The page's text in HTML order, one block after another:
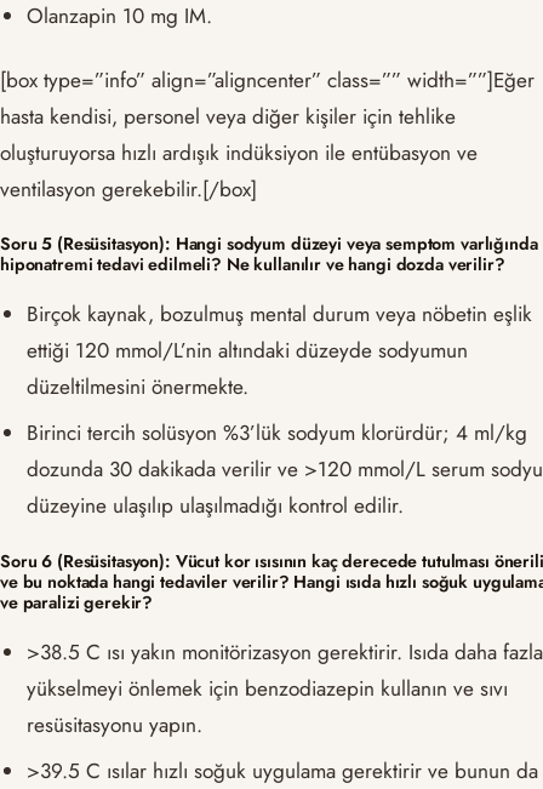
Olanzapin 10 mg IM.
[box type=”info” align=”aligncenter” class=”” width=””]Eğer
hasta kendisi, personel veya diğer kişiler için tehlike
oluşturuyorsa hızlı ardışık indüksiyon ile entübasyon ve
ventilasyon gerekebilir.[/box]
Soru 5 (Resüsitasyon): Hangi sodyum düzeyi veya semptom varlığında
hiponatremi tedavi edilmeli? Ne kullanılır ve hangi dozda verilir?
Birçok kaynak, bozulmuş mental durum veya nöbetin eşlik
ettiği 120 mmol/L’nin altındaki düzeyde sodyumun
düzeltilmesini önermekte.
Birinci tercih solüsyon %3’lük sodyum klorürdür; 4 ml/kg
dozunda 30 dakikada verilir ve >120 mmol/L serum
düzeyine ulaşılıp ulaşılmadığı kontrol edilir.
Soru 6 (Resüsitasyon): Vücut kor ısısının kaç derecede tutulması
ve bu noktada hangi tedaviler verilir? Hangi ısıda hızlı soğuk
ve paralizi gerekir?
>38.5 C ısı yakın monitörizasyon gerektirir. Isıda daha fazla
yükselmeyi önlemek için benzodiazepin kullanın ve sıvı
resüsitasyonu yapın.
>39.5 C ısılar hızlı soğuk uygulama gerektirir ve bunun da